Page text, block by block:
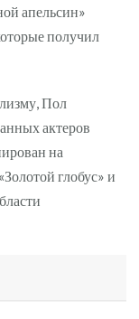
апельсин»
получил
Пол
актеров
на
глобус» и